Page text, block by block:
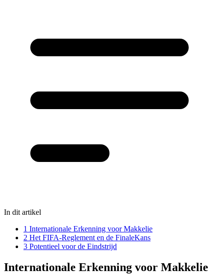
In dit artikel
1 Internationale Erkenning voor Makkelie
2 Het FIFA-Reglement en de FinaleKans
3 Potentieel voor de Eindstrijd
Internationale Erkenning voor Makkelie